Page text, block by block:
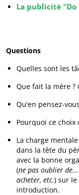
La publicité
Questions
Quelles sont les
Que fait la mère ?
Qu'en pensez-
Pourquoi ce choix
La charge
dans la tête du
avec la bonne
(ne pas oublier
acheter, etc.) sur le
introduction.